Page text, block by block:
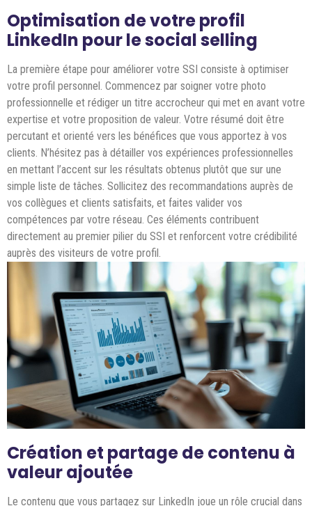
Optimisation de votre profil
LinkedIn pour le social selling
La première étape pour améliorer votre SSI consiste à optimiser
votre profil personnel. Commencez par soigner votre photo
professionnelle et rédiger un titre accrocheur qui met en avant votre
expertise et votre proposition de valeur. Votre résumé doit être
percutant et orienté vers les bénéfices que vous apportez à vos
clients. N’hésitez pas à détailler vos expériences professionnelles
en mettant l’accent sur les résultats obtenus plutôt que sur une
simple liste de tâches. Sollicitez des recommandations auprès de
vos collègues et clients satisfaits, et faites valider vos
compétences par votre réseau. Ces éléments contribuent
directement au premier pilier du SSI et renforcent votre crédibilité
auprès des visiteurs de votre profil.
Création et partage de contenu à
valeur ajoutée
Le contenu que vous partagez sur LinkedIn joue un rôle crucial dans